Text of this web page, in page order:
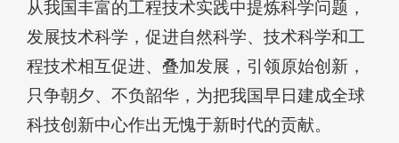
从我国丰富的工程技术实践中提炼科学问题，
发展技术科学，促进自然科学、技术科学和工
程技术相互促进、叠加发展，引领原始创新，
只争朝夕、不负韶华，为把我国早日建成全球
科技创新中心作出无愧于新时代的贡献。